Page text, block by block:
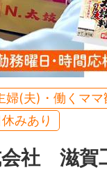
婦(夫)・働くママ
みあり
会社 滋賀